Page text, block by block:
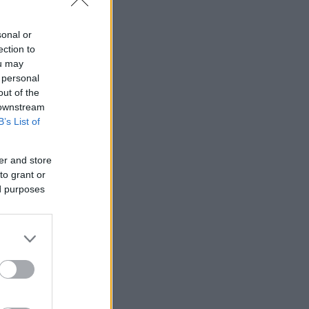
or
to
may
of the
List of
and store
grant or
purposes